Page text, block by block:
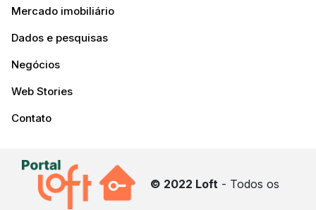
Mercado imobiliário
Dados e pesquisas
Negócios
Web Stories
Contato
© 2022 Loft - Todos os